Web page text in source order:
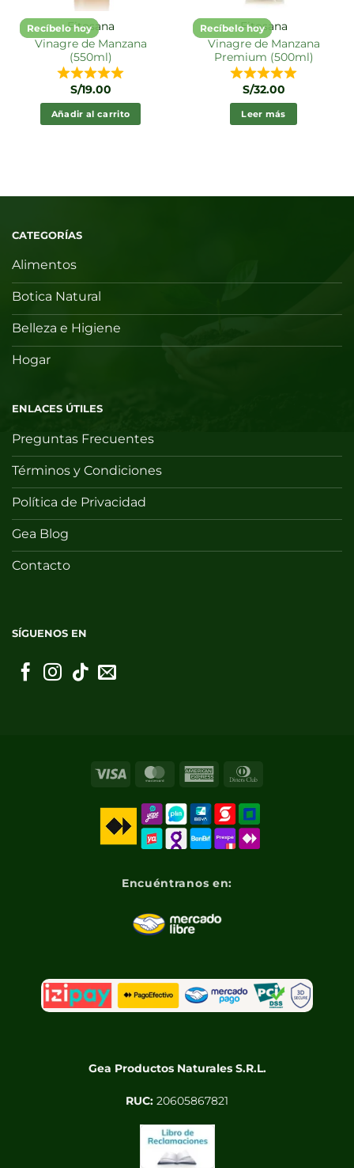
Recíbelo hoyFitosana
Vinagre de Manzana
(550ml)
S/19.00
Añadir al carrito
Recíbelo hoyFitosana
Vinagre de Manzana
Premium (500ml)
S/32.00
Leer más
CATEGORÍAS
Alimentos
Botica Natural
Belleza e Higiene
Hogar
ENLACES ÚTILES
Preguntas Frecuentes
Términos y Condiciones
Política de Privacidad
Gea Blog
Contacto
SÍGUENOS EN
Visa MasterCardAmerican
Encuéntranos en:
Gea Productos Naturales S.R.L.
RUC: 20605867821